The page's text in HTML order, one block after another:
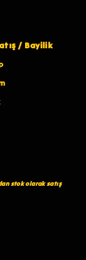
/ Bayilik
stok olarak satış